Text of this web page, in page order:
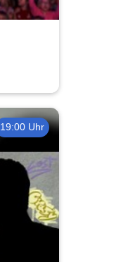
19:00 Uhr